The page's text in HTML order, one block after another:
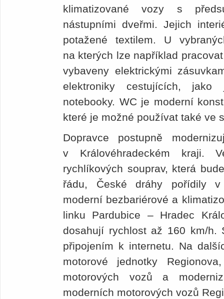
klimatizované vozy s
nástupními dveřmi. Jejich
potažené textilem. U
na kterých lze například
vybaveny elektrickými
elektroniky cestujících,
notebooky. WC je moderní
které je možné používat také ve
Dopravce postupně
v Královéhradeckém kraji.
rychlíkových souprav, která
řádu, České dráhy pořídily v
moderní bezbariérové a
linku Pardubice – Hradec
dosahují rychlost až 160 km/h.
připojením k internetu. Na
motorové jednotky
motorových vozů a
moderních motorových vozů